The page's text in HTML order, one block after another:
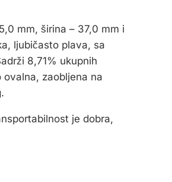
mm, širina – 37,0 mm i
ljubičasto plava, sa
8,71% ukupnih
zaobljena na
je dobra,